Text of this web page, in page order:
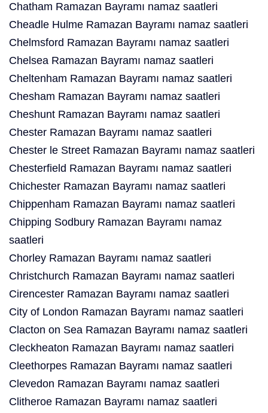
Chatham Ramazan Bayramı namaz saatleri
Cheadle Hulme Ramazan Bayramı namaz saatleri
Chelmsford Ramazan Bayramı namaz saatleri
Chelsea Ramazan Bayramı namaz saatleri
Cheltenham Ramazan Bayramı namaz saatleri
Chesham Ramazan Bayramı namaz saatleri
Cheshunt Ramazan Bayramı namaz saatleri
Chester Ramazan Bayramı namaz saatleri
Chester le Street Ramazan Bayramı namaz saatleri
Chesterfield Ramazan Bayramı namaz saatleri
Chichester Ramazan Bayramı namaz saatleri
Chippenham Ramazan Bayramı namaz saatleri
Chipping Sodbury Ramazan Bayramı namaz
saatleri
Chorley Ramazan Bayramı namaz saatleri
Christchurch Ramazan Bayramı namaz saatleri
Cirencester Ramazan Bayramı namaz saatleri
City of London Ramazan Bayramı namaz saatleri
Clacton on Sea Ramazan Bayramı namaz saatleri
Cleckheaton Ramazan Bayramı namaz saatleri
Cleethorpes Ramazan Bayramı namaz saatleri
Clevedon Ramazan Bayramı namaz saatleri
Clitheroe Ramazan Bayramı namaz saatleri